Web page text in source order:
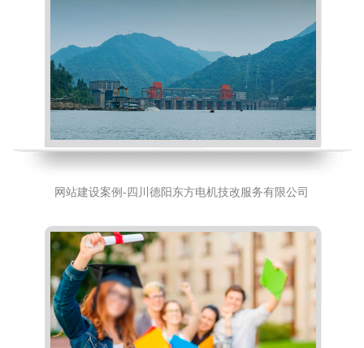
网站建设案例-四川德阳东方电机技改服务有限公司